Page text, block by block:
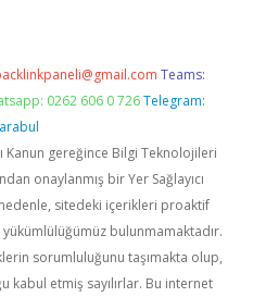
Teams:
0262 606 0 726 Telegram:
Kanun gereğince Bilgi Teknolojileri
onaylanmış bir Yer Sağlayıcı
sitedeki içerikleri proaktif
bulunmamaktadır.
sorumluluğunu taşımakta olup,
kabul etmiş sayılırlar. Bu internet